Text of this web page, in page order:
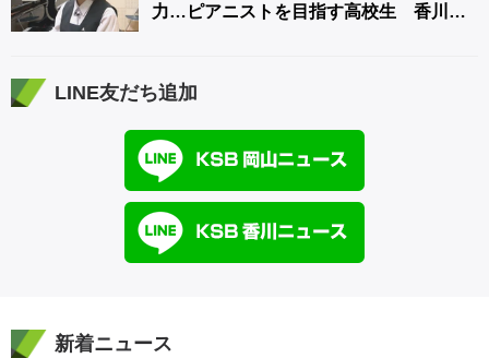
力…ピアニストを目指す高校生 香川
LINE友だち追加
新着ニュース